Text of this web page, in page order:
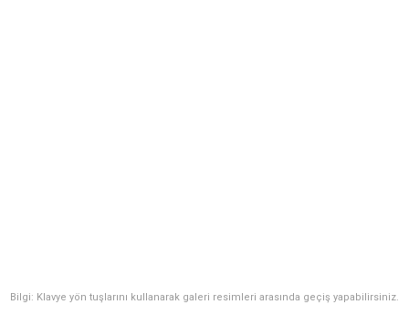
Bilgi: Klavye yön tuşlarını kullanarak galeri resimleri arasında geçiş yapabilirsiniz.